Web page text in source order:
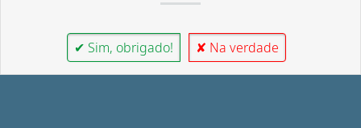
✔ Sim, obrigado! ✘ Na verdade